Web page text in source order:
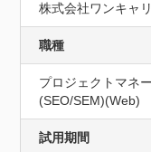
株式会社ワンキャ
職種
プロジェクトマネ
(SEO/SEM)(Web)
試用期間